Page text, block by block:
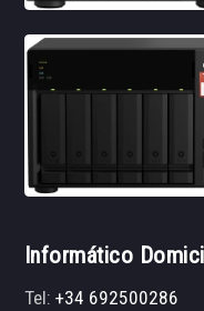
Informático
Tel:+34 692500286